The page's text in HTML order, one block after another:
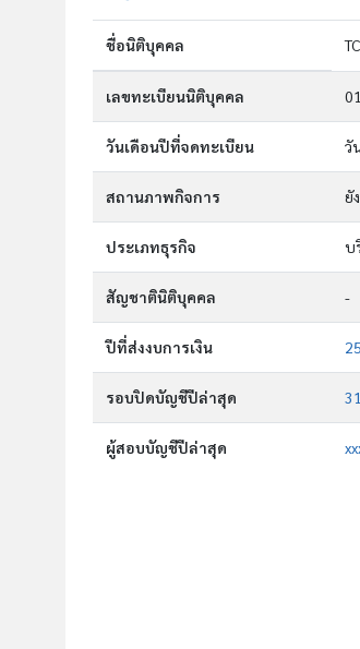
ชื่อนิติบุคคล
เลขทะเบียนนิติบุคคล
วันเดือนปีที่จดทะเบียน วั
สถานภาพกิจการ ยั
ประเภทธุรกิจ บ
สัญชาตินิติบุคคล -
ปีที่ส่งงบการเงิน
รอบปิดบัญชีปีล่าสุด
ผู้สอบบัญชีปีล่าสุด